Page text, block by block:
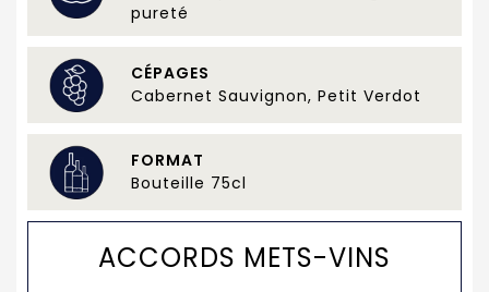
pureté
CÉPAGES
Cabernet Sauvignon, Petit Verdot
FORMAT
Bouteille 75cl
ACCORDS METS-VINS